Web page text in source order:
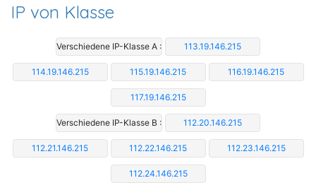
IP von Klasse
Verschiedene IP-Klasse A : 113.19.146.215
114.19.146.215 115.19.146.215 116.19.146.215
117.19.146.215
Verschiedene IP-Klasse B : 112.20.146.215
112.21.146.215 112.22.146.215 112.23.146.215
112.24.146.215